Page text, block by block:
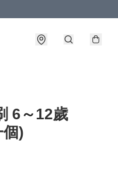
6～12歲
)